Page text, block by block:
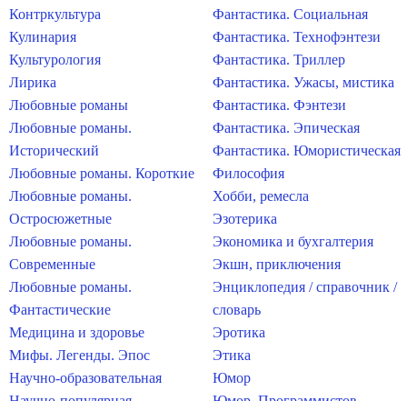
Контркультура
Кулинария
Культурология
Лирика
Любовные романы
Любовные романы.
Исторический
Любовные романы. Короткие
Любовные романы.
Остросюжетные
Любовные романы.
Современные
Любовные романы.
Фантастические
Медицина и здоровье
Мифы. Легенды. Эпос
Научно-образовательная
Фантастика. Социальная
Фантастика. Технофэнтези
Фантастика. Триллер
Фантастика. Ужасы, мистика
Фантастика. Фэнтези
Фантастика. Эпическая
Фантастика. Юмористическая
Философия
Хобби, ремесла
Эзотерика
Экономика и бухгалтерия
Экшн, приключения
Энциклопедия / справочник /
словарь
Эротика
Этика
Юмор